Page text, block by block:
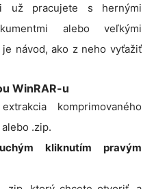
už pracujete s hernými
alebo veľkými
návod, ako z neho vyťažiť
WinRAR-u
komprimovaného
.zip.
kliknutím pravým